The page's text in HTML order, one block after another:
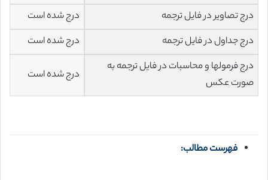
درج تصاویر در فایل ترجمه
درج شده است
درج جداول در فایل ترجمه
درج شده است
درج فرمولها و محاسبات در فایل ترجمه به
صورت عکس
درج شده است
فهرست مطالب: